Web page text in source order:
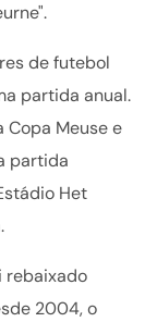
de futebol
partida anual.
Copa Meuse e
partida
Het
rebaixado
2004, o